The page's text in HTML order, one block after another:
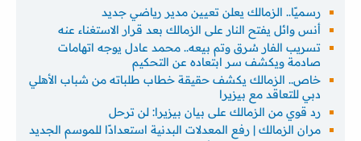
رسميًا.. الزمالك يعلن تعيين مدير رياضي جديد
أنس وائل يفتح النار على الزمالك بعد قرار الاستغناء عنه
تسريب الفار سُرق وتم بيعه.. محمد عادل يوجه اتهامات
صادمة ويكشف سر ابتعاده عن التحكيم
خاص.. الزمالك يكشف حقيقة خطاب طلباته من شباب الأهلي
دبي للتعاقد مع بيزيرا
رد قوي من الزمالك على بيان بيزيرا: لن ترحل
مران الزمالك | رفع المعدلات البدنية استعدادًا للموسم الجديد